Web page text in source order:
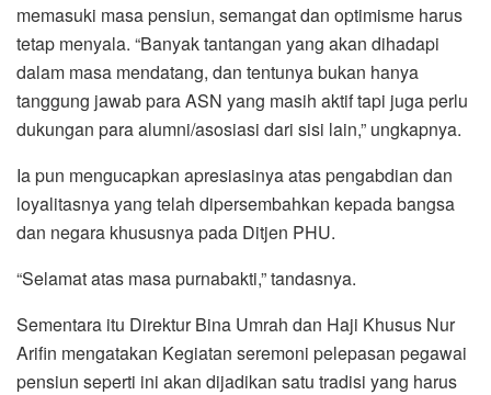
memasuki masa pensiun, semangat dan optimisme harus
tetap menyala. “Banyak tantangan yang akan dihadapi
dalam masa mendatang, dan tentunya bukan hanya
tanggung jawab para ASN yang masih aktif tapi juga perlu
dukungan para alumni/asosiasi dari sisi lain,” ungkapnya.
Ia pun mengucapkan apresiasinya atas pengabdian dan
loyalitasnya yang telah dipersembahkan kepada bangsa
dan negara khususnya pada Ditjen PHU.
“Selamat atas masa purnabakti,” tandasnya.
Sementara itu Direktur Bina Umrah dan Haji Khusus Nur
Arifin mengatakan Kegiatan seremoni pelepasan pegawai
pensiun seperti ini akan dijadikan satu tradisi yang harus